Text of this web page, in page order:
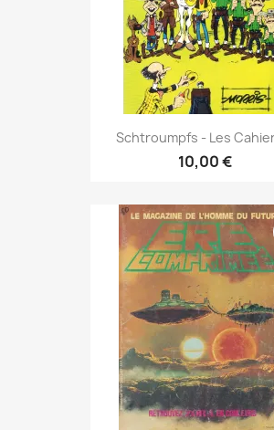
Schtroumpfs - Les
10,00 €